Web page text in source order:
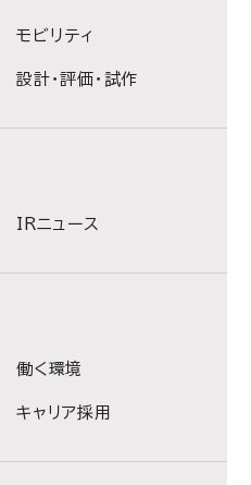
モビリティ
設計・評価・試作
IRニュース
働く環境
キャリア採用